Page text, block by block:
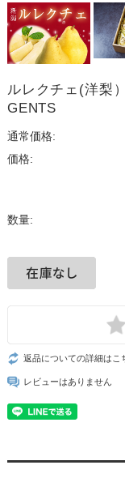
ルレクチェ(洋梨
GENTS
通常価格:
価格:
数量:
返品についての詳細はこ
レビューはありません